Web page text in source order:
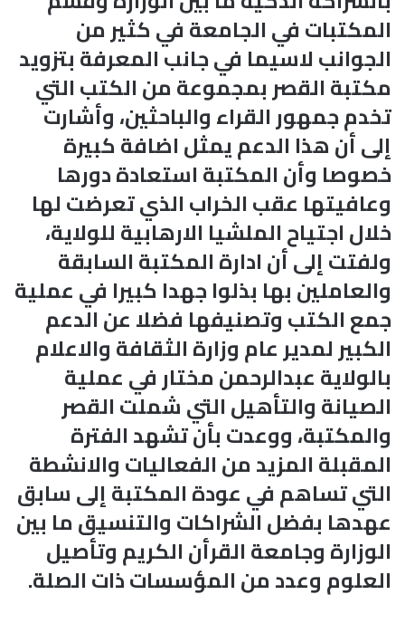
المكتبات في الجامعة في كثير من
الجوانب لاسيما في جانب المعرفة بتزويد
مكتبة القصر بمجموعة من الكتب التي
تخدم جمهور القراء والباحثين، وأشارت
إلى أن هذا الدعم يمثل اضافة كبيرة
خصوصا وأن المكتبة استعادة دورها
وعافيتها عقب الخراب الذي تعرضت لها
خلال اجتياح الملشيا الارهابية للولاية،
ولفتت إلى أن ادارة المكتبة السابقة
والعاملين بها بذلوا جهدا كبيرا في عملية
جمع الكتب وتصنيفها فضلا عن الدعم
الكبير لمدير عام وزارة الثقافة والاعلام
بالولاية عبدالرحمن مختار في عملية
الصيانة والتأهيل التي شملت القصر
والمكتبة، ووعدت بأن تشهد الفترة
المقبلة المزيد من الفعاليات والانشطة
التي تساهم في عودة المكتبة إلى سابق
عهدها بفضل الشراكات والتنسيق ما بين
الوزارة وجامعة القرأن الكريم وتأصيل
العلوم وعدد من المؤسسات ذات الصلة.